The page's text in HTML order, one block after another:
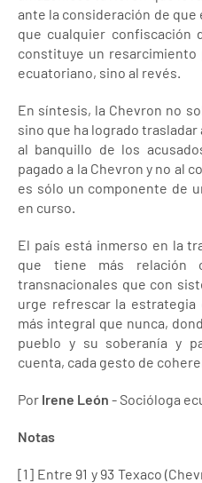
ante la consideración de
que cualquier confiscación
constituye un
ecuatoriano, sino al revés.
En síntesis, la Chevron no
sino que ha logrado
al banquillo de los
pagado a la Chevron y no al
es sólo un componente de
en curso.
El país está inmerso en la
que tiene más relación
transnacionales que con
urge refrescar la estrategia
más integral que nunca,
pueblo y su soberanía y
cuenta, cada gesto de
Por Irene León - Socióloga
Notas
[1] Entre 91 y 93 Texaco